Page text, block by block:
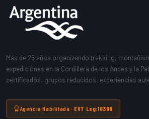
Más de 25 años organizando trekking,
expediciones en la Cordillera de los Andes y la
certificados, grupos reducidos, experiencias
Agencia Habilitada · EVT Leg:16396